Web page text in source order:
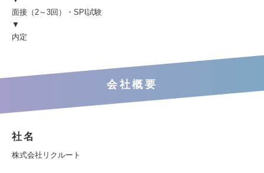
面接（2～3回）・SPI試験
▼
内定
会社概要
社名
株式会社リクルート